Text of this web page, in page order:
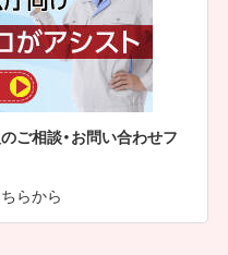
のご相談・お問い合わせフ
らから